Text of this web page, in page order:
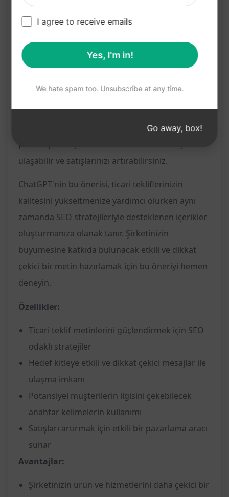
metni oluşturabilirsiniz. Bu sayede şirketinizin
ürün ve hizmetlerini daha çekici bir şekilde
sunabilir ve satışlarınızı artırabilirsiniz.
Bu öneri, hedef kitlenizin dikkatini çekecek
desteklenmektedir. Şirketinizin ticari tekliflerini
güçlendirmek için en etkili anahtar kelimeleri ve
içerikleri kullanmanıza yardımcı olur. Böylece
potansiyel müşterilerinize net ve etkili bir şekilde
ulaşabilir ve satışlarınızı artırabilirsiniz.
ChatGPT'nin bu önerisi, ticari tekliflerinizin
kalitesini yükseltmenize yardımcı olurken aynı
zamanda SEO stratejileriyle desteklenen içerikler
oluşturmanıza olanak tanır. Şirketinizin
büyümesine katkıda bulunacak etkili ve dikkat
çekici bir metin hazırlamak için bu öneriyi hemen
deneyin.
Özellikler:
Ticari teklif metinlerini güçlendirmek için SEO
odaklı stratejiler
Hedef kitleye etkili ve dikkat çekici mesajlar ile
ulaşma imkanı
Potansiyel müşterilerin ilgisini çekebilecek
anahtar kelimelerin kullanımı
Satışları artırmak için etkili bir pazarlama aracı
sunar
Avantajlar:
Şirketinizin ürün ve hizmetlerini daha çekici bir
I agree to receive emails
Yes, I'm in!
We hate spam too. Unsubscribe at any time.
Go away, box!